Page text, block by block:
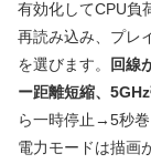
有効化してCPU負
再読み込み、プレ
を選びます。
回線
ー距離短縮、
ら一時停止→5秒
電力モードは描画